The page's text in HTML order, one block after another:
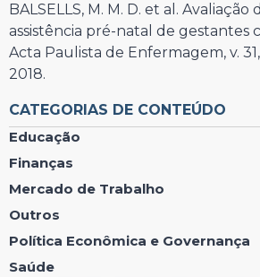
BALSELLS, M. M. D. et al. Avaliação
assistência pré-natal de gestantes
Acta Paulista de Enfermagem, v.
2018.
CATEGORIAS DE CONTEÚDO
Educação
Finanças
Mercado de Trabalho
Outros
Política Econômica e Governança
Saúde